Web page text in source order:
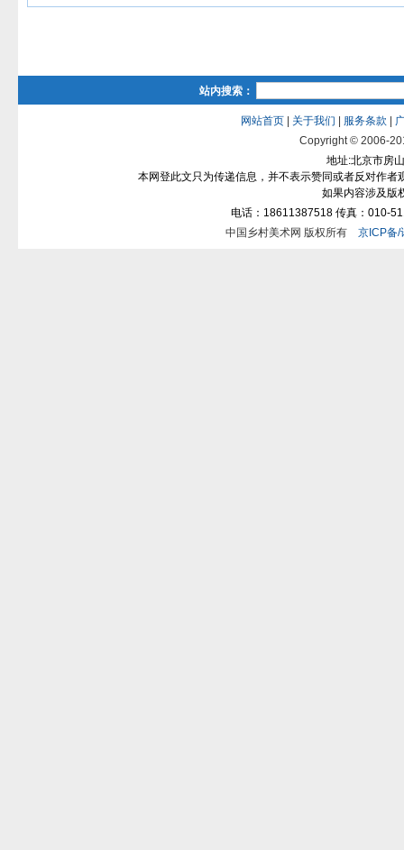
站内搜索：
网站首页| 关于我们 服务条款
Copyright © 2006-
地址:北京市房
本网登此文只为传递信息，并不表示赞同或者反对作
如果内容涉及版
电话：18611387518 传真：010-
中国乡村美术网 版权所有 京ICP备/